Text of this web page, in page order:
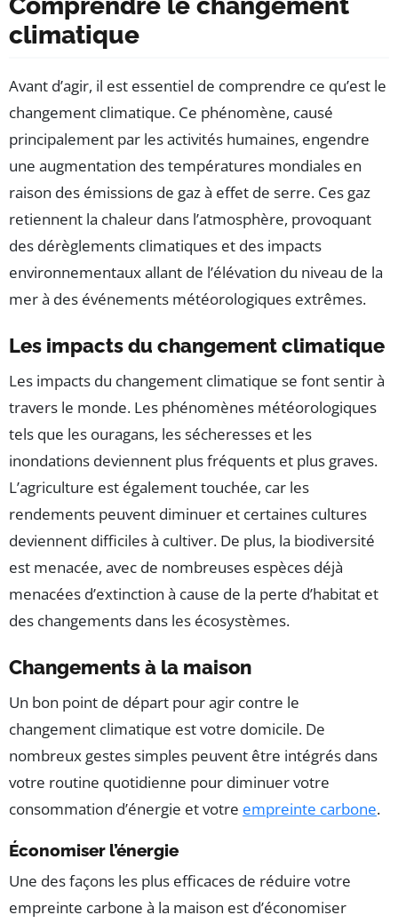
Comprendre le changement
climatique
Avant d’agir, il est essentiel de comprendre ce qu’est le
changement climatique. Ce phénomène, causé
principalement par les activités humaines, engendre
une augmentation des températures mondiales en
raison des émissions de gaz à effet de serre. Ces gaz
retiennent la chaleur dans l’atmosphère, provoquant
des dérèglements climatiques et des impacts
environnementaux allant de l’élévation du niveau de la
mer à des événements météorologiques extrêmes.
Les impacts du changement climatique
Les impacts du changement climatique se font sentir à
travers le monde. Les phénomènes météorologiques
tels que les ouragans, les sécheresses et les
inondations deviennent plus fréquents et plus graves.
L’agriculture est également touchée, car les
rendements peuvent diminuer et certaines cultures
deviennent difficiles à cultiver. De plus, la biodiversité
est menacée, avec de nombreuses espèces déjà
menacées d’extinction à cause de la perte d’habitat et
des changements dans les écosystèmes.
Changements à la maison
Un bon point de départ pour agir contre le
changement climatique est votre domicile. De
nombreux gestes simples peuvent être intégrés dans
votre routine quotidienne pour diminuer votre
consommation d’énergie et votre empreinte carbone.
Économiser l’énergie
Une des façons les plus efficaces de réduire votre
empreinte carbone à la maison est d’économiser